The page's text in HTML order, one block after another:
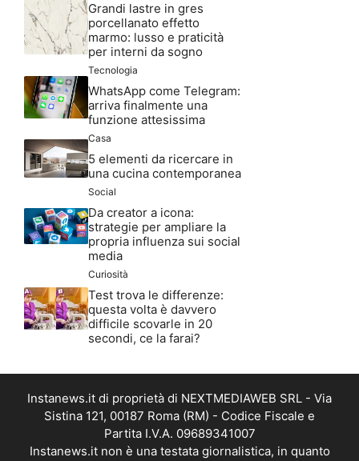
Grandi lastre in gres
porcellanato effetto
marmo: lusso e praticità
per interni da sogno
Tecnologia
WhatsApp come Telegram:
arriva finalmente una
funzione attesissima
Casa
5 elementi da ricercare in
una cucina contemporanea
Social
Da creator a icona:
strategie per ampliare la
propria influenza sui social
media
Curiosità
Test trova le differenze:
questa volta è davvero
difficile scovarle in 20
secondi, ce la farai?
Instanews.it di proprietà di NEXTMEDIAWEB SRL - Via
Sistina 121, 00187 Roma (RM) - Codice Fiscale e
Partita I.V.A. 09689341007
Instanews.it non è una testata giornalistica, in quanto